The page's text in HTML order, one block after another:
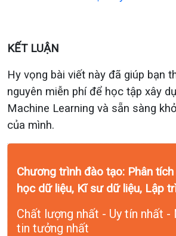
KẾT LUẬN
Hy vọng bài viết này đã giúp bạn
nguyên miễn phí để học tập xây
Machine Learning và sẵn sàng
của mình.
Chương trình đào tạo: Phân
học dữ liệu, Kĩ sư dữ liệu, Lập
Chất lượng nhất - Uy tín nhất -
tin tưởng nhất